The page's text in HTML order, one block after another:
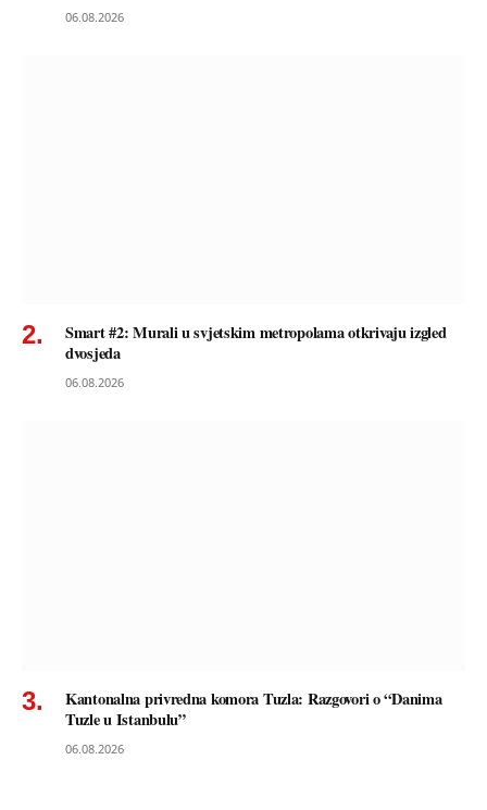
06.08.2026
Smart #2: Murali u svjetskim metropolama otkrivaju izgled
dvosjeda
06.08.2026
Kantonalna privredna komora Tuzla: Razgovori o “Danima
Tuzle u Istanbulu”
06.08.2026